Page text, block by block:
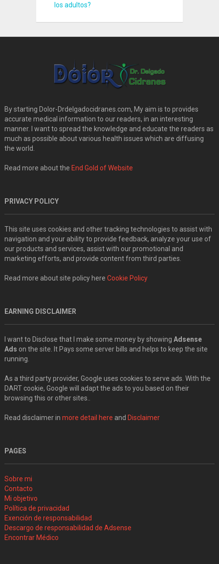
los adultos?
By starting Dolor-Drdelgadocidranes.com, My aim is to provides
accurate medical information to our readers, in an interesting
manner. I want to spread the knowledge and educate the readers as
much as possible about various health issues which are diffusing
the world.
Read more about the End Gold of Website
PRIVACY POLICY
This site uses cookies and other tracking technologies to assist with
navigation and your ability to provide feedback, analyze your use of
our products and services, assist with our promotional and
marketing efforts, and provide content from third parties.
Read more about site policy here Cookie Policy
EARNING DISCLAIMER
I want to Disclose that I make some money by showing Adsense
Ads on the site. It Pays some server bills and helps to keep the site
running.
As a third party provider, Google uses cookies to serve ads. With the
DART cookie, Google will adapt the ads to you based on their
browsing this or other sites..
Read disclaimer in more detail here and Disclaimer
PAGES
Sobre mi
Contacto
Mi objetivo
Política de privacidad
Exención de responsabilidad
Descargo de responsabilidad de Adsense
Encontrar Médico